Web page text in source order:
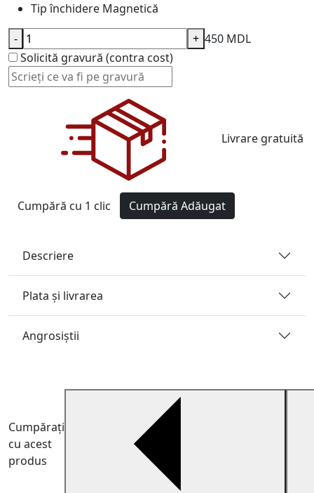
Tip închidere Magnetică
450 MDL
Solicită gravură (contra cost)
- +
Livrare gratuită
Cumpără cu 1 clic Cumpără Adăugat
Descriere
Plata și livrarea
Angrosiştii
Cumpărați
cu acest
produs